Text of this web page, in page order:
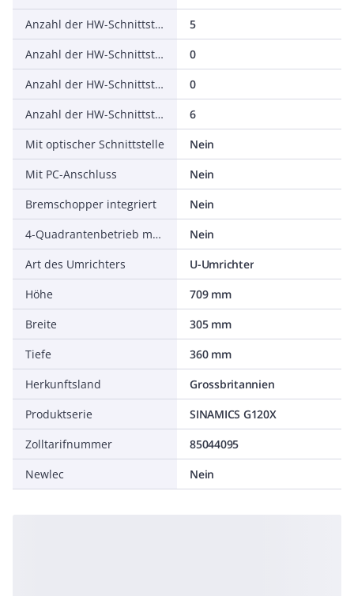
Anzahl der HW-Schnittstellen seriell TTY
5
Anzahl der HW-Schnittstellen USB
0
Anzahl der HW-Schnittstellen parallel
0
Anzahl der HW-Schnittstellen sonstige
6
Mit optischer Schnittstelle
Nein
Mit PC-Anschluss
Nein
Bremschopper integriert
Nein
4-Quadrantenbetrieb möglich
Nein
Art des Umrichters
U-Umrichter
Höhe
709 mm
Breite
305 mm
Tiefe
360 mm
Herkunftsland
Grossbritannien
Produktserie
SINAMICS G120X
Zolltarifnummer
85044095
Newlec
Nein